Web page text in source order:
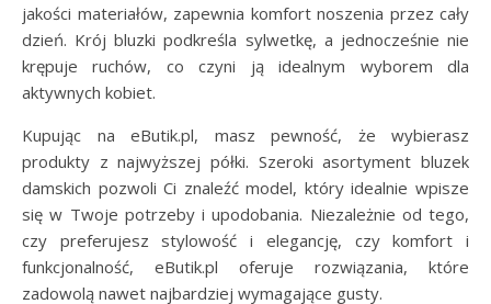
jakości materiałów, zapewnia komfort noszenia przez cały
dzień. Krój bluzki podkreśla sylwetkę, a jednocześnie nie
krępuje ruchów, co czyni ją idealnym wyborem dla
aktywnych kobiet.
Kupując na eButik.pl, masz pewność, że wybierasz
produkty z najwyższej półki. Szeroki asortyment bluzek
damskich pozwoli Ci znaleźć model, który idealnie wpisze
się w Twoje potrzeby i upodobania. Niezależnie od tego,
czy preferujesz stylowość i elegancję, czy komfort i
funkcjonalność, eButik.pl oferuje rozwiązania, które
zadowolą nawet najbardziej wymagające gusty.